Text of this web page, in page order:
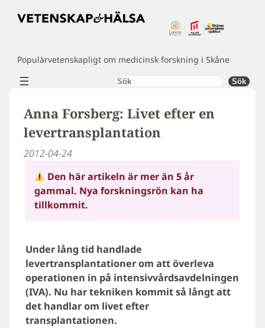
Hoppa
Populärvetenskapligt om medicinsk forskning i Skåne
Sök Sök
Anna Forsberg: Livet efter en
levertransplantation
2012-04-24
Den här artikeln är mer än 5 år
gammal. Nya forskningsrön kan ha
tillkommit.
Under lång tid handlade
levertransplantationer om att överleva
operationen in på intensivvårdsavdelningen
(IVA). Nu har tekniken kommit så långt att
det handlar om livet efter
transplantationen.